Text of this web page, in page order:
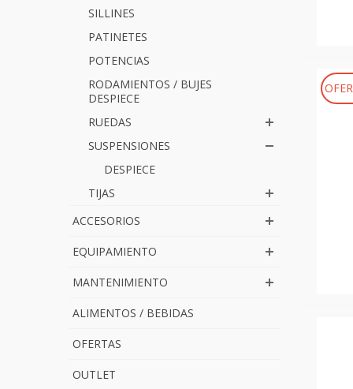
SILLINES
PATINETES
POTENCIAS
RODAMIENTOS / BUJES
DESPIECE
RUEDAS
SUSPENSIONES
DESPIECE
TIJAS
ACCESORIOS
EQUIPAMIENTO
MANTENIMIENTO
ALIMENTOS / BEBIDAS
OFERTAS
OUTLET